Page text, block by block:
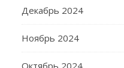
Декабрь 2024
Ноябрь 2024
Октябрь 2024